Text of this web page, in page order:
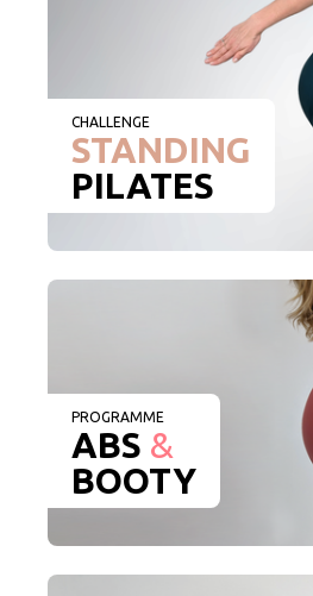
CHALLENGE
STANDING
PILATES
PROGRAMME
ABS &
BOOTY